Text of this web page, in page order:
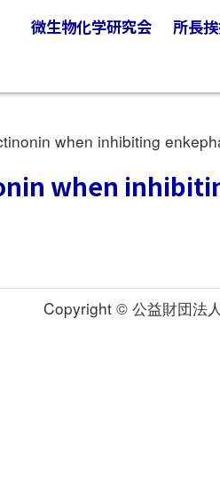
微生物化学研究会 所長
when inhibiting
when
Copyright © 公益財団法